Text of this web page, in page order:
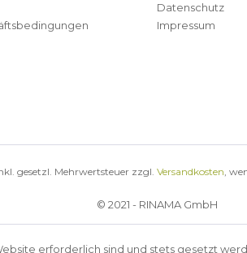
Datenschutz
Impressum
gesetzl. Mehrwertsteuer zzgl. Versandkosten,
© 2021 - RINAMA GmbH
erforderlich sind und stets gesetzt